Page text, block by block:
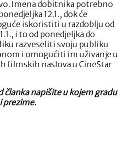
Imena dobitnika potrebno
12.1., dok će
iskoristiti u razdoblju od
i to od ponedjeljka do
razveseliti svoju publiku
i omogućiti im uživanje u
filmskih naslova u CineStar
članka napišite u kojem gradu
prezime.